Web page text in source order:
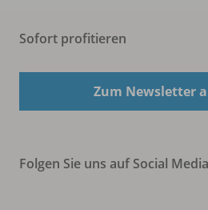
Sofort profitieren
Zum Newsletter
Folgen Sie uns auf Social Media